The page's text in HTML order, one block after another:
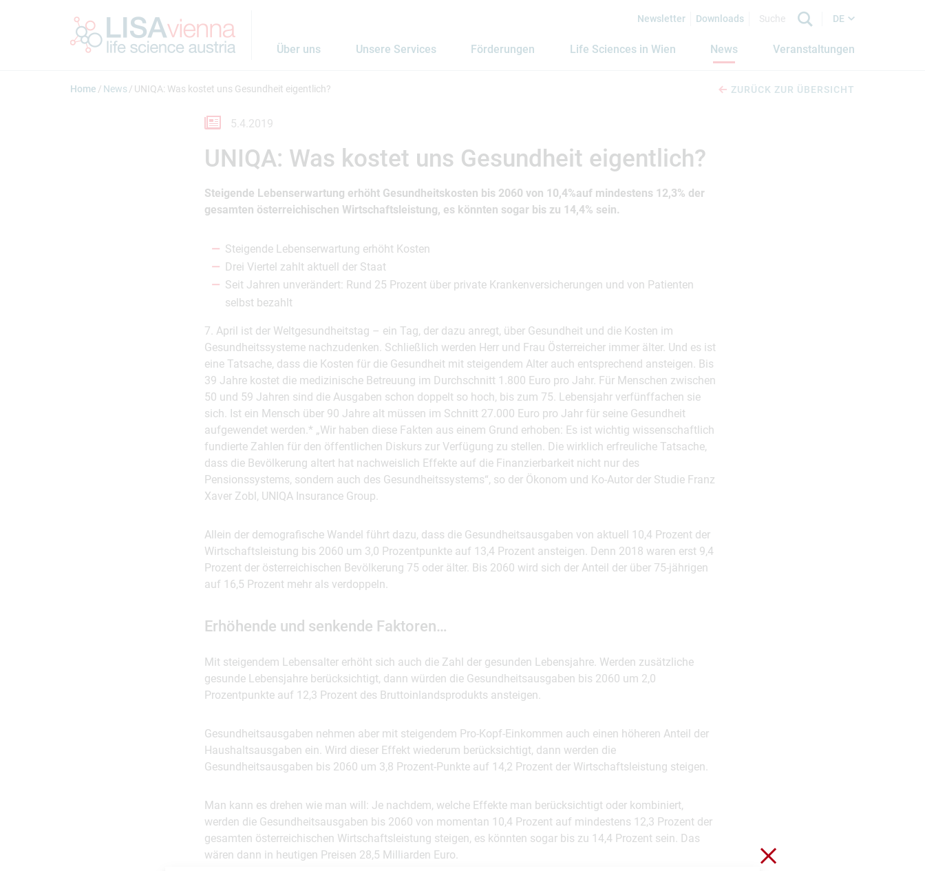
Newsletter Downloads DE
Über uns Unsere Services Förderungen Life Sciences in Wien News Veranstaltungen
Home News UNIQA: Was kostet uns Gesundheit eigentlich? ZURÜCK ZUR ÜBERSICHT
5.4.2019
UNIQA: Was kostet uns Gesundheit eigentlich?
Steigende Lebenserwartung erhöht Gesundheitskosten bis 2060 von 10,4%auf mindestens 12,3% der
gesamten österreichischen Wirtschaftsleistung, es könnten sogar bis zu 14,4% sein.
Steigende Lebenserwartung erhöht Kosten
Drei Viertel zahlt aktuell der Staat
Seit Jahren unverändert: Rund 25 Prozent über private Krankenversicherungen und von Patienten
selbst bezahlt
7. April ist der Weltgesundheitstag – ein Tag, der dazu anregt, über Gesundheit und die Kosten im
Gesundheitssysteme nachzudenken. Schließlich werden Herr und Frau Österreicher immer älter. Und es ist
eine Tatsache, dass die Kosten für die Gesundheit mit steigendem Alter auch entsprechend ansteigen. Bis
39 Jahre kostet die medizinische Betreuung im Durchschnitt 1.800 Euro pro Jahr. Für Menschen zwischen
50 und 59 Jahren sind die Ausgaben schon doppelt so hoch, bis zum 75. Lebensjahr verfünffachen sie
sich. Ist ein Mensch über 90 Jahre alt müssen im Schnitt 27.000 Euro pro Jahr für seine Gesundheit
aufgewendet werden.* „Wir haben diese Fakten aus einem Grund erhoben: Es ist wichtig wissenschaftlich
fundierte Zahlen für den öffentlichen Diskurs zur Verfügung zu stellen. Die wirklich erfreuliche Tatsache,
dass die Bevölkerung altert hat nachweislich Effekte auf die Finanzierbarkeit nicht nur des
Pensionssystems, sondern auch des Gesundheitssystems“, so der Ökonom und Ko-Autor der Studie Franz
Xaver Zobl, UNIQA Insurance Group.
Allein der demografische Wandel führt dazu, dass die Gesundheitsausgaben von aktuell 10,4 Prozent der
Wirtschaftsleistung bis 2060 um 3,0 Prozentpunkte auf 13,4 Prozent ansteigen. Denn 2018 waren erst 9,4
Prozent der österreichischen Bevölkerung 75 oder älter. Bis 2060 wird sich der Anteil der über 75-jährigen
auf 16,5 Prozent mehr als verdoppeln.
Erhöhende und senkende Faktoren…
Mit steigendem Lebensalter erhöht sich auch die Zahl der gesunden Lebensjahre. Werden zusätzliche
gesunde Lebensjahre berücksichtigt, dann würden die Gesundheitsausgaben bis 2060 um 2,0
Prozentpunkte auf 12,3 Prozent des Bruttoinlandsprodukts ansteigen.
Gesundheitsausgaben nehmen aber mit steigendem Pro-Kopf-Einkommen auch einen höheren Anteil der
Haushaltsausgaben ein. Wird dieser Effekt wiederum berücksichtigt, dann werden die
Gesundheitsausgaben bis 2060 um 3,8 Prozent-Punkte auf 14,2 Prozent der Wirtschaftsleistung steigen.
Man kann es drehen wie man will: Je nachdem, welche Effekte man berücksichtigt oder kombiniert,
werden die Gesundheitsausgaben bis 2060 von momentan 10,4 Prozent auf mindestens 12,3 Prozent der
gesamten österreichischen Wirtschaftsleistung steigen, es könnten sogar bis zu 14,4 Prozent sein. Das
wären dann in heutigen Preisen 28,5 Milliarden Euro.
Schließen ohne zu